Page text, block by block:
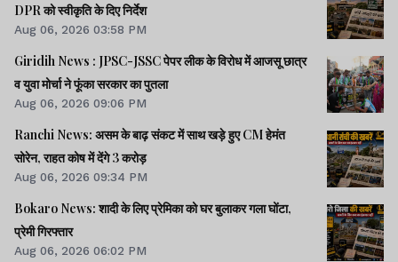
DPR को स्वीकृति के दिए निर्देश
Aug 06, 2026 03:58 PM
Giridih News : JPSC-JSSC पेपर लीक के विरोध में आजसू छात्र
व युवा मोर्चा ने फूंका सरकार का पुतला
Aug 06, 2026 09:06 PM
Ranchi News: असम के बाढ़ संकट में साथ खड़े हुए CM हेमंत
सोरेन, राहत कोष में देंगे 3 करोड़
Aug 06, 2026 09:34 PM
Bokaro News: शादी के लिए प्रेमिका को घर बुलाकर गला घोंटा,
प्रेमी गिरफ्तार
Aug 06, 2026 06:02 PM